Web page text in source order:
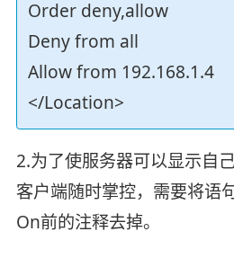
Order deny,allow
Deny from all
Allow from 192.168.1.4
</Location>
2.为了使服务器可以显示自
客户端随时掌控，需要将语
On前的注释去掉。